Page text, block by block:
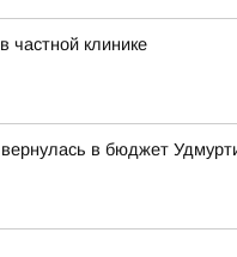
частной клинике
в бюджет